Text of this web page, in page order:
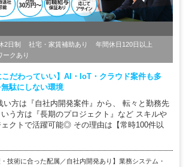
2日制 社宅・家賃補助あり
年間休日120日以上
ークあり
こだわっていい】AI・IoT・クラウド案件も多
駄にしない環境
方は『自社内開発案件』から、 転々と勤務先
う方は『長期のプロジェクト』など スキルや
クトで活躍可能◎ その理由は【常時100件以
・技術に合った配属／自社内開発あり】業務システム・